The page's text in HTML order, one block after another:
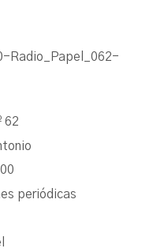
Radio_Papel_062-
62
periódicas